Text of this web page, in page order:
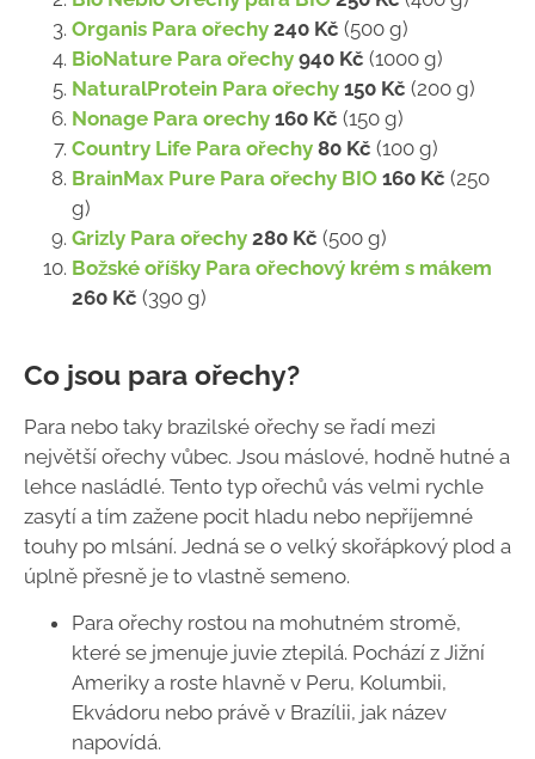
Organis Para ořechy 240 Kč (500 g)
BioNature Para ořechy 940 Kč (1000 g)
NaturalProtein Para ořechy 150 Kč (200 g)
Nonage Para orechy 160 Kč (150 g)
Country Life Para ořechy 80 Kč (100 g)
BrainMax Pure Para ořechy BIO 160 Kč (250
g)
Grizly Para ořechy 280 Kč (500 g)
Božské oříšky Para ořechový krém s mákem
260 Kč (390 g)
Co jsou para ořechy?
Para nebo taky brazilské ořechy se řadí mezi
největší ořechy vůbec. Jsou máslové, hodně hutné a
lehce nasládlé. Tento typ ořechů vás velmi rychle
zasytí a tím zažene pocit hladu nebo nepříjemné
touhy po mlsání. Jedná se o velký skořápkový plod a
úplně přesně je to vlastně semeno.
Para ořechy rostou na mohutném stromě,
které se jmenuje juvie ztepilá. Pochází z Jižní
Ameriky a roste hlavně v Peru, Kolumbii,
Ekvádoru nebo právě v Brazílii, jak název
napovídá.